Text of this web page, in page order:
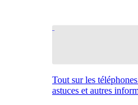
Tout sur les
astuces et autres